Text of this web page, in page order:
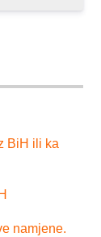
BiH ili ka
namjene.